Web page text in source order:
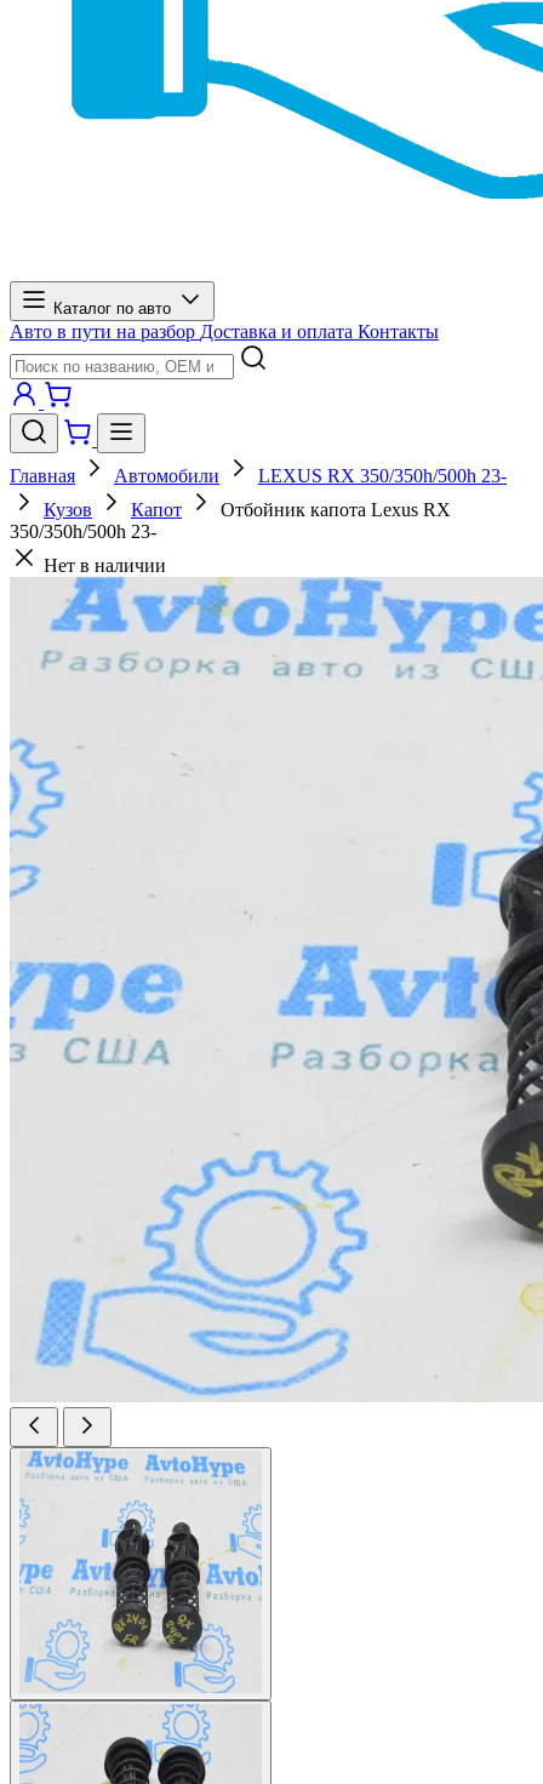
Каталог по авто
Авто в пути на разбор Доставка и оплата Контакты
Главная Автомобили
LEXUS RX 350/350h/500h 23-
Кузов
Капот
Отбойник капота Lexus RX
350/350h/500h 23-
Нет в наличии